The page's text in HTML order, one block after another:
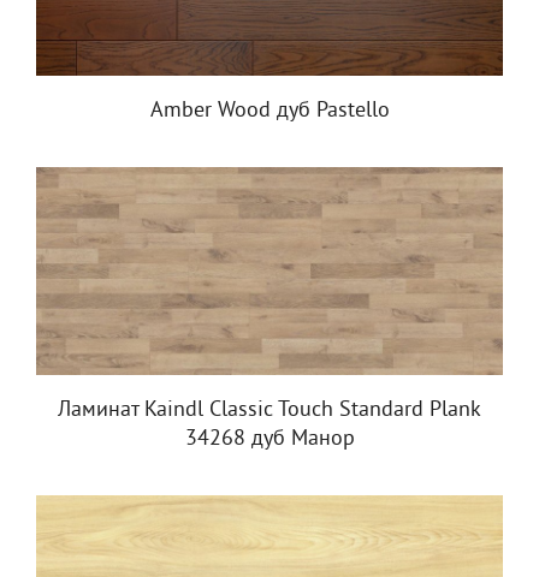
Amber Wood дуб Pastello
Ламинат Kaindl Classic Touch Standard Plank
34268 дуб Манор